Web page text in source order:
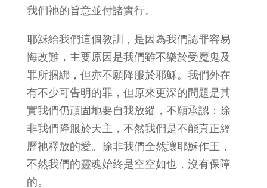
我們祂的旨意並付諸實行。
耶穌給我們這個教訓，是因為我們認罪容易
悔改難，主要原因是我們雖不樂於受魔鬼及
罪所捆綁，但亦不願降服於耶穌。我們外在
有不少可告明的罪，但原來更深的問題是其
實我們仍頑固地要自我放縱，不願承認：除
非我們降服於天主，不然我們是不能真正經
歷祂釋放的愛。除非我們全然讓耶穌作王，
不然我們的靈魂始終是空空如也，沒有保障
的。